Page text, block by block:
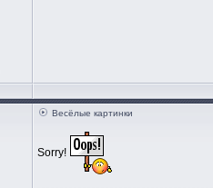
Весёлые картинки
Sorry!